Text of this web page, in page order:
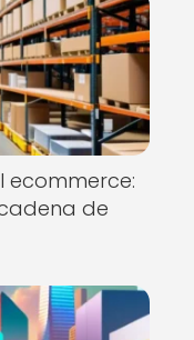
ecommerce:
de